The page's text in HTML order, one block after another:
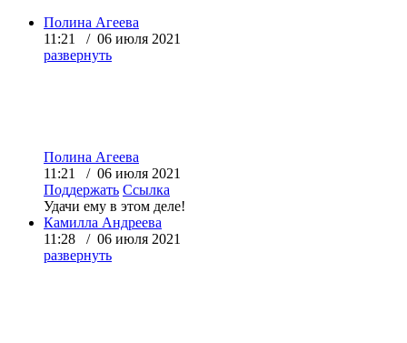
Полина Агеева
11:21 / 06 июля 2021
развернуть
Полина Агеева
11:21 / 06 июля 2021
Поддержать Ссылка
Удачи ему в этом деле!
Камилла Андреева
11:28 / 06 июля 2021
развернуть